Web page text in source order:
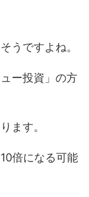
うですよね。
ー投資」の方
ます。
倍になる可能